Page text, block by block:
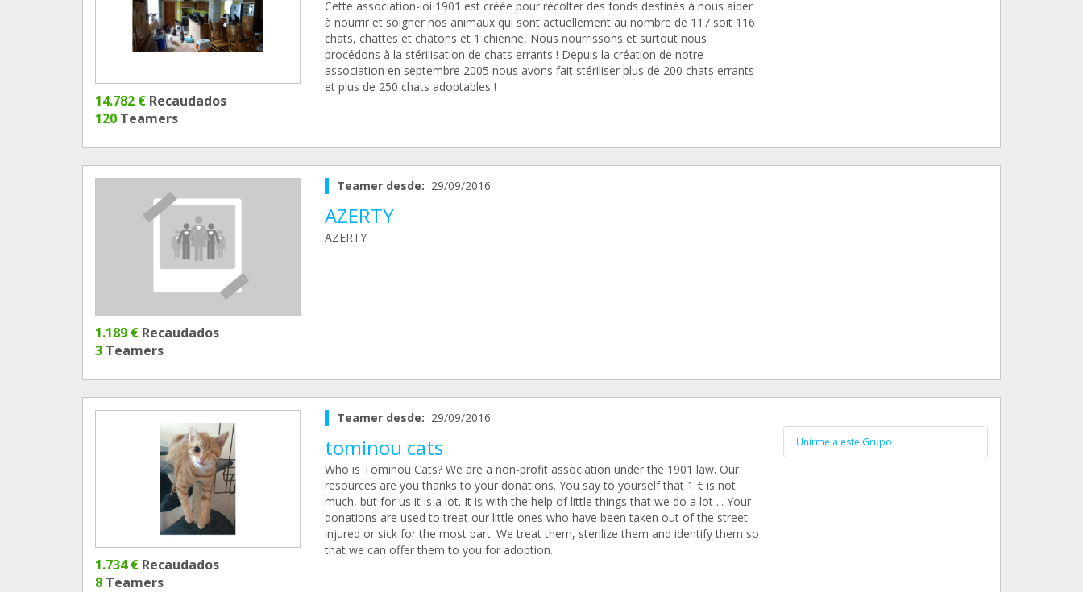
14.782 € Recaudados
120 Teamers
Cette association-loi 1901 est créée pour récolter des fonds destinés à nous aider
à nourrir et soigner nos animaux qui sont actuellement au nombre de 117 soit 116
chats, chattes et chatons et 1 chienne, Nous nourrissons et surtout nous
procédons à la stérilisation de chats errants ! Depuis la création de notre
association en septembre 2005 nous avons fait stériliser plus de 200 chats errants
et plus de 250 chats adoptables !
1.189 € Recaudados
3 Teamers
Teamer desde: 29/09/2016
AZERTY
AZERTY
1.734 € Recaudados
8 Teamers
Teamer desde: 29/09/2016
tominou cats
Who is Tominou Cats? We are a non-profit association under the 1901 law. Our
resources are you thanks to your donations. You say to yourself that 1 € is not
much, but for us it is a lot. It is with the help of little things that we do a lot ... Your
donations are used to treat our little ones who have been taken out of the street
injured or sick for the most part. We treat them, sterilize them and identify them so
that we can offer them to you for adoption.
Unirme a este Grupo